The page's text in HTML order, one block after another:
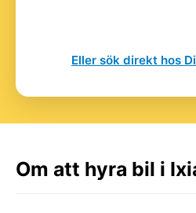
Eller sök direkt hos
Om att hyra bil i